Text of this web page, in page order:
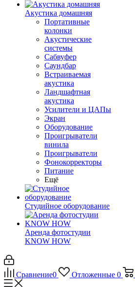
Акустика домашняя
Портативные
колонки
Акустические
системы
Сабвуфер
Саундбар
Встраиваемая
акустика
Ландшафтная
акустика
Усилители и ЦАПы
Экран
Оборудование
Проигрыватели
винила
Проигрыватели
Фонокорректоры
Питание
Ещё
Студийное оборудование
Аренда фотостудии
KNOW HOW
Сравнение0 Отложенные 0